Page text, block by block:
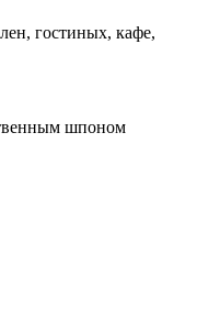
гостиных, кафе,
шпоном